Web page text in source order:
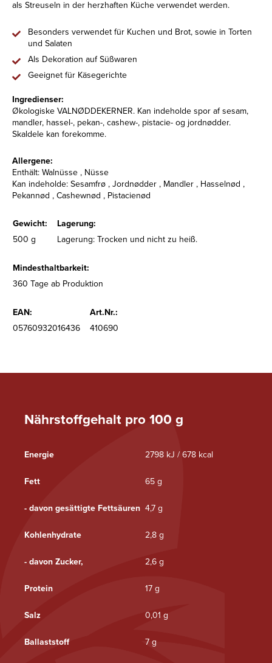
Nährstoffgehalt pro 100 g
Energie 2798 kJ / 678 kcal
Fett 65 g
- davon gesättigte Fettsäuren 4,7 g
Kohlenhydrate 2,8 g
- davon Zucker, 2,6 g
Protein 17 g
Salz 0,01 g
Ballaststoff 7 g
als Streuseln in der herzhaften Küche verwendet werden.
Besonders verwendet für Kuchen und Brot, sowie in Torten
und Salaten
Als Dekoration auf Süßwaren
Geeignet für Käsegerichte
Ingredienser:
Økologiske VALNØDDEKERNER. Kan indeholde spor af sesam,
mandler, hassel-, pekan-, cashew-, pistacie- og jordnødder.
Skaldele kan forekomme.
Allergene:
Enthält: Walnüsse , Nüsse
Kan indeholde: Sesamfrø , Jordnødder , Mandler , Hasselnød ,
Pekannød , Cashewnød , Pistacienød
Gewicht:
Lagerung:
500 g
Lagerung: Trocken und nicht zu heiß.
Mindesthaltbarkeit:
360 Tage ab Produktion
EAN:
Art.Nr.:
05760932016436
410690